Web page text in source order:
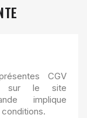
CGV
sur le site
implique